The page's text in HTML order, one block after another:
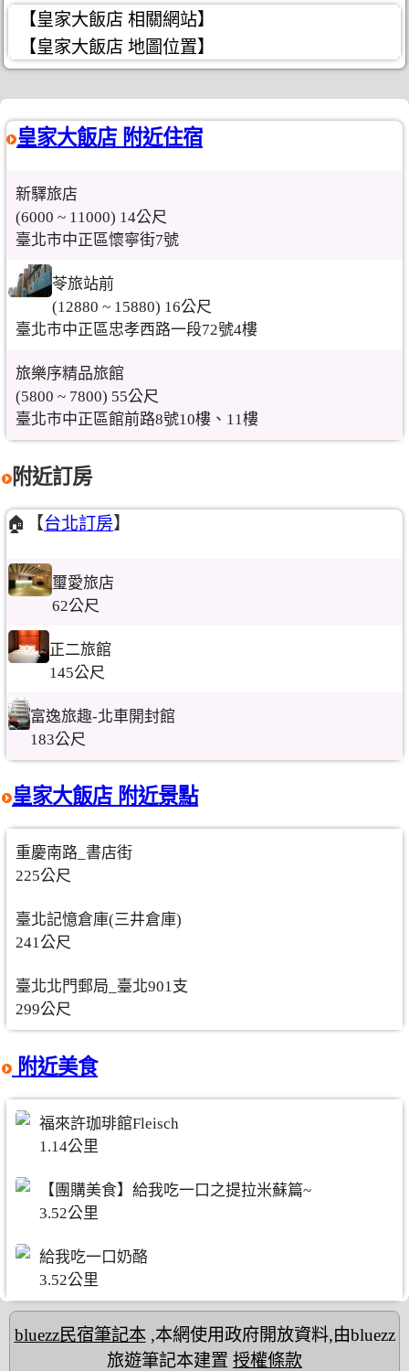
【皇家大飯店 相關網站】
【皇家大飯店 地圖位置】
皇家大飯店 附近住宿
新驛旅店
(6000 ~ 11000) 14公尺
臺北市中正區懷寧街7號
苓旅站前
(12880 ~ 15880) 16公尺
臺北市中正區忠孝西路一段72號4樓
旅樂序精品旅館
(5800 ~ 7800) 55公尺
臺北市中正區館前路8號10樓、11樓
附近訂房
🏠【台北訂房】
璽愛旅店
62公尺
正二旅館
145公尺
富逸旅趣-北車開封館
183公尺
皇家大飯店 附近景點
重慶南路_書店街
225公尺
臺北記憶倉庫(三井倉庫)
241公尺
臺北北門郵局_臺北901支
299公尺
附近美食
福來許珈琲館Fleisch
1.14公里
【團購美食】給我吃一口之提拉米蘇篇~
3.52公里
給我吃一口奶酪
3.52公里
bluezz民宿筆記本,本網使用政府開放資料,由bluezz
旅遊筆記本建置 授權條款